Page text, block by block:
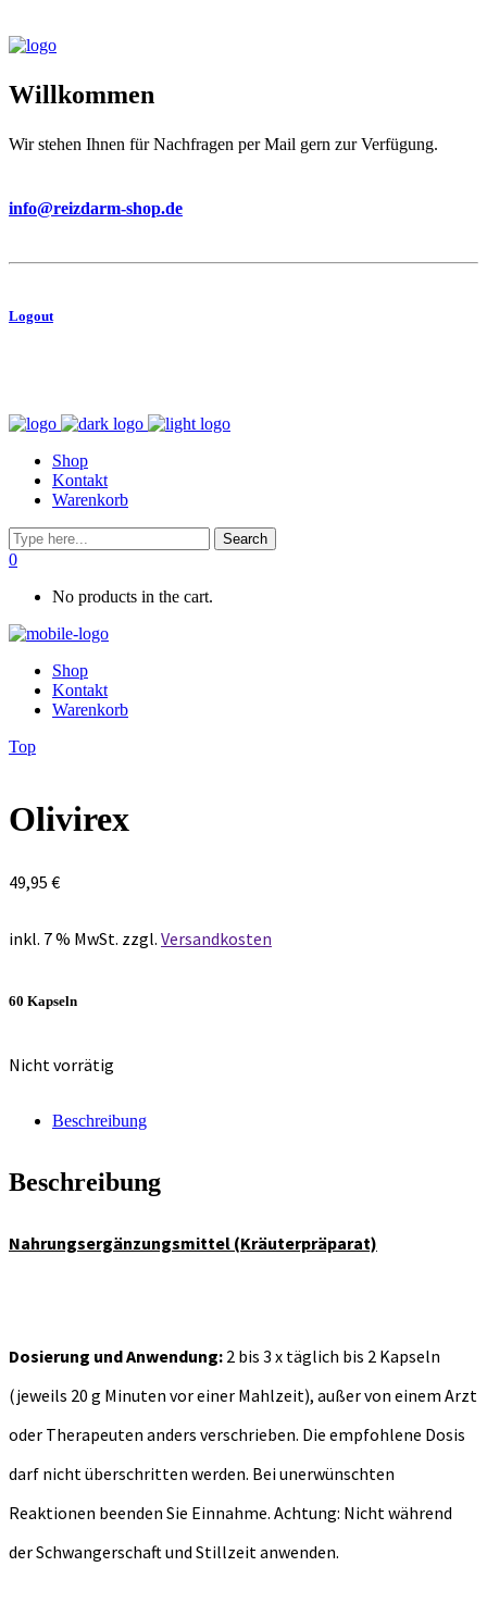
Willkommen
Wir stehen Ihnen für Nachfragen per Mail gern zur Verfügung.
info@reizdarm-shop.de
Logout
Shop
Kontakt
Warenkorb
0
No products in the cart.
Shop
Kontakt
Warenkorb
Top
Olivirex
49,95 €
inkl. 7 % MwSt. zzgl. Versandkosten
60 Kapseln
Nicht vorrätig
Beschreibung
Beschreibung
Nahrungsergänzungsmittel (Kräuterpräparat)
Dosierung und Anwendung: 2 bis 3 x täglich bis 2 Kapseln
(jeweils 20 g Minuten vor einer Mahlzeit), außer von einem Arzt
oder Therapeuten anders verschrieben. Die empfohlene Dosis
darf nicht überschritten werden. Bei unerwünschten
Reaktionen beenden Sie Einnahme. Achtung: Nicht während
der Schwangerschaft und Stillzeit anwenden.